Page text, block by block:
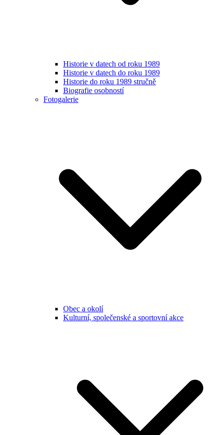
Historie v datech od roku 1989
Historie v datech do roku 1989
Historie do roku 1989 stručně
Biografie osobností
Fotogalerie
Obec a okolí
Kulturní, společenské a sportovní akce